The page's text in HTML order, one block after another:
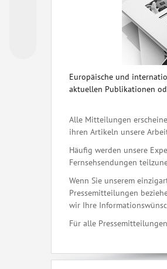
Europäische und
aktuellen Publikationen
Alle Mitteilungen
ihren Artikeln unsere
Häufig werden unsere
Fernsehsendungen
Wenn Sie unserem
Pressemitteilungen
wir Ihre
Für alle